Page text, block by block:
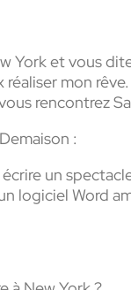
York et vous
mon
rencontrez
:
un
logiciel Word